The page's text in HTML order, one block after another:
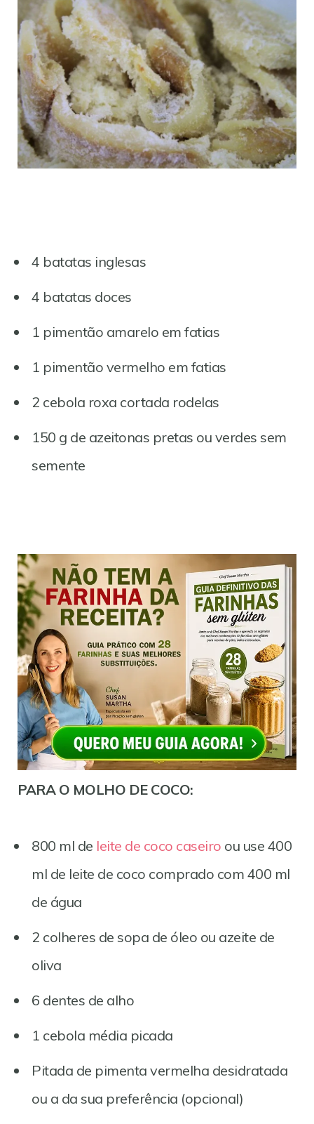
4 batatas inglesas
4 batatas doces
1 pimentão amarelo em fatias
1 pimentão vermelho em fatias
2 cebola roxa cortada rodelas
150 g de azeitonas pretas ou verdes sem
semente
PARA O MOLHO DE COCO:
800 ml de leite de coco caseiro ou use 400
ml de leite de coco comprado com 400 ml
de água
2 colheres de sopa de óleo ou azeite de
oliva
6 dentes de alho
1 cebola média picada
Pitada de pimenta vermelha desidratada
ou a da sua preferência (opcional)